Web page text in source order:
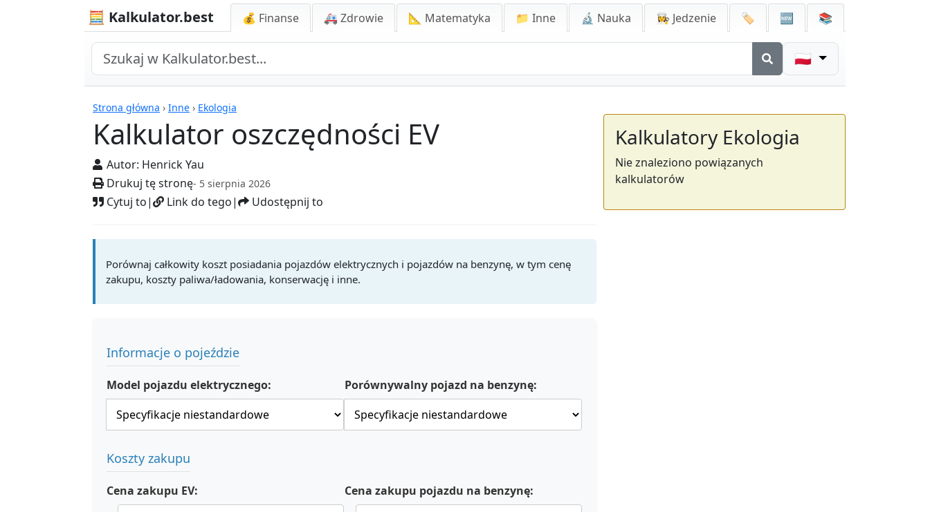
🧮 Kalkulator.best 💰 Finanse 🚑 Zdrowie 📐 Matematyka 📁 Inne 🔬 Nauka 👩‍🍳 Jedzenie 🏷️ 🆕 📚
🇵🇱
Strona główna › Inne › Ekologia
Kalkulator oszczędności EV
Autor: Henrick Yau
Drukuj tę stronę- 5 sierpnia 2026
Cytuj to| Link do tego| Udostępnij to
Kalkulatory
Porównaj całkowity koszt posiadania pojazdów elektrycznych i pojazdów na benzynę, w tym cenę
zakupu, koszty paliwa/ładowania, konserwację i inne.
Informacje o pojeździe
Model pojazdu elektrycznego: Porównywalny pojazd na benzynę:
Koszty zakupu
Cena zakupu EV:
Cena zakupu pojazdu na benzynę:
Kalkulatory Ekologia
Nie znaleziono powiązanych
kalkulatorów